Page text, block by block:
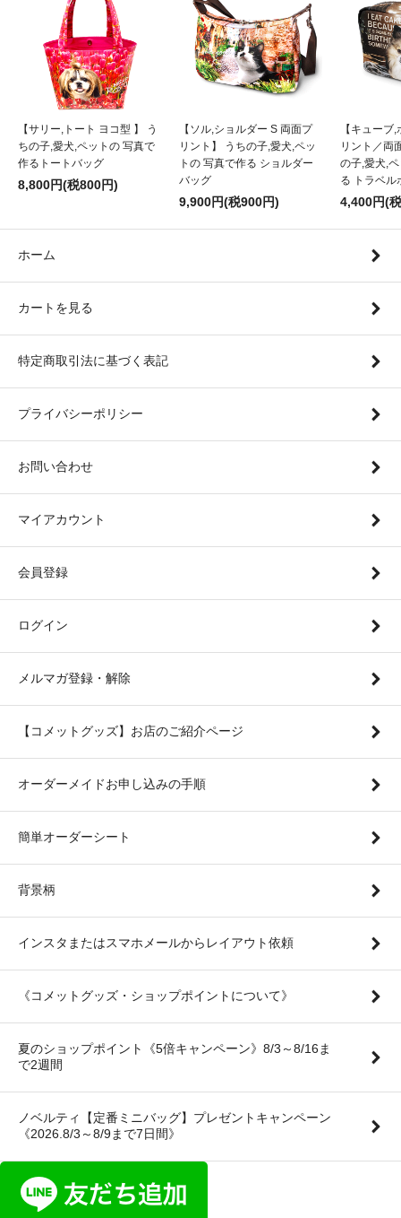
【サリー,トート ヨコ型 】 う
ちの子,愛犬,ペットの 写真で
作るトートバッグ
8,800円(税800円)
【ソル,ショルダー S 両面プ
リント】 うちの子,愛犬,ペッ
トの 写真で作る ショルダー
バッグ
9,900円(税900円)
【キューブ
リント／両
の子,愛犬,
る トラベル
4,400円(
ホーム
カートを見る
特定商取引法に基づく表記
プライバシーポリシー
お問い合わせ
マイアカウント
会員登録
ログイン
メルマガ登録・解除
【コメットグッズ】お店のご紹介ページ
オーダーメイドお申し込みの手順
簡単オーダーシート
背景柄
インスタまたはスマホメールからレイアウト依頼
《コメットグッズ・ショップポイントについて》
夏のショップポイント《5倍キャンペーン》8/3～8/16ま
で2週間
ノベルティ【定番ミニバッグ】プレゼントキャンペーン
《2026.8/3～8/9まで7日間》